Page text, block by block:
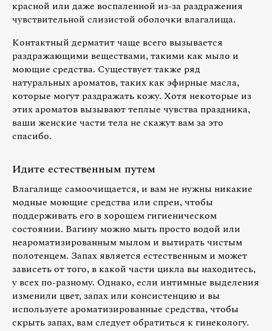
красной или даже воспаленной из-за раздражения
чувствительной слизистой оболочки влагалища.
Контактный дерматит чаще всего вызывается
раздражающими веществами, такими как мыло и
моющие средства. Существует также ряд
натуральных ароматов, таких как эфирные масла,
которые могут раздражать кожу. Хотя некоторые из
этих ароматов вызывают теплые чувства праздника,
ваши женские части тела не скажут вам за это
спасибо.
Идите естественным путем
Влагалище самоочищается, и вам не нужны никакие
модные моющие средства или спреи, чтобы
поддерживать его в хорошем гигиеническом
состоянии. Вагину можно мыть просто водой или
неароматизированным мылом и вытирать чистым
полотенцем. Запах является естественным и может
зависеть от того, в какой части цикла вы находитесь,
у всех по-разному. Однако, если интимные выделения
изменили цвет, запах или консистенцию и вы
используете ароматизированные средства, чтобы
скрыть запах, вам следует обратиться к гинекологу.